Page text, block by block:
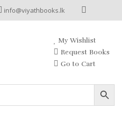
info@viyathbooks.lk
My Wishlist
Request Books
Go to Cart